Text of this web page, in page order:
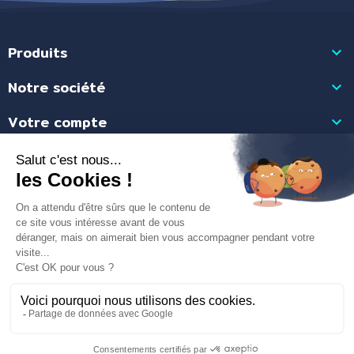
Produits 
Notre société 
Votre compte 
Informations
Marchand approuvé par la Société des Avis Garantis,cliquez ici pour
vérifier.